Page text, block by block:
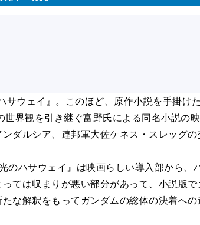
ウェイ』。このほど、原作小説を手掛け
界観を引き継ぐ富野氏による同名小説の
ルシア、連邦軍大佐ケネス・スレッグの
ハサウェイ』は映画らしい導入部から、
ては収まりが悪い部分があって、小説版
解釈をもってガンダムの総体の決着への